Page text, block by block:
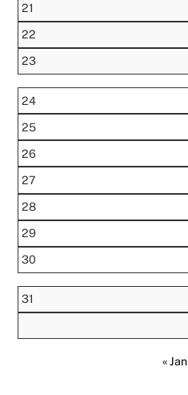
21
22
23
24
25
26
27
28
29
30
31
« Jan